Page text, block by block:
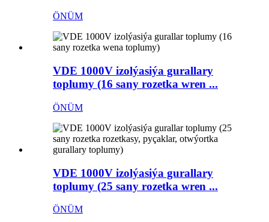
ÖNÜM
VDE 1000V izolýasiýa gurallary
toplumy (16 sany rozetka wren ...
ÖNÜM
VDE 1000V izolýasiýa gurallary
toplumy (25 sany rozetka wren ...
ÖNÜM